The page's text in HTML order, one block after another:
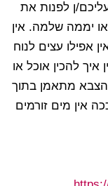
ן לפנות את
יממה שלמה. אין
חום (40מעלות) ואין אפילו עצים לנוח
איך להכין אוכל או
הצבא מתאמן בתוך
אין מים זורמים